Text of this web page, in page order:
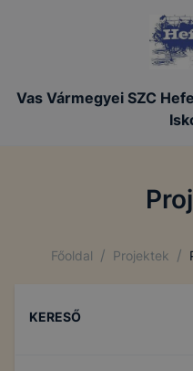
Vas Vármegyei SZC
Főoldal / Projektek /
KERESŐ